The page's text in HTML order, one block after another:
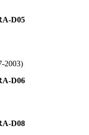
D05
2003)
D06
D08